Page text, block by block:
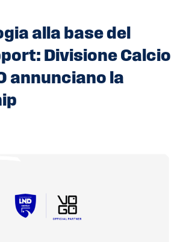
alla base del
Divisione Calcio
annunciano la